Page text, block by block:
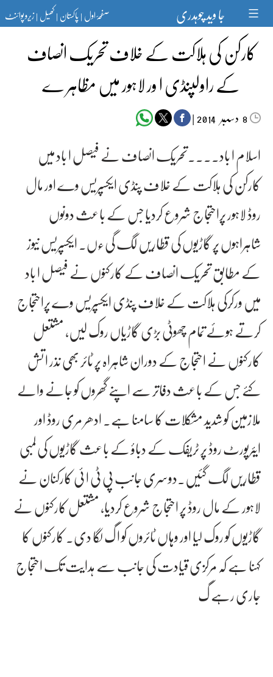
content جا وید چوہدری صفحۂ اول|پاکستان|کھیل|زیرو پوائنٹ
کارکن کی ہلاکت کے خلاف تحریک انصاف
کے راولپنڈی ا ور لاہور میں مظاہر ے
8دسمبر‬‮ |
اسلام ا باد۔۔۔۔تحریک انصاف نے فیصل ا باد میں
کارکن کی ہلاکت کے خلاف پنڈی ایکسپریس وے اور مال
روڈ لاہور پراحتجاج شروع کردیا جس کے باعث دونوں
شاہراہوں پر گاڑیوں کی قطاریں لگ گیءں۔ ایکسپریس نیوز
کے مطابق تحریک انصاف کے کارکنوں نے فیصل ا باد
میں ورکرکی ہلاکت کے خلاف پنڈی ایکسپریس وے پراحتجاج
کرتے ہوئے تمام چھوٹی بڑی گاڑیاں روک لیں، مشتعل
کارکنوں نے احتجاج کے دوران شاہراہ پر ٹائر بھی نذر ا تش
کئے جس کے باعث دفاتر سے اپنے گھروں کو جانے والے
ملازمین کو شدید مشکلات کا سامنا ہے۔ ادھر مری روڈ اور
ایئرپورٹ روڈ پر ٹریفک کے دباؤ کے باعث گاڑیوں کی لمبی
قطاریں لگ گئیں۔دوسری جانب پی ٹی ا ئی کارکنان نے
لاہور کے مال روڈ پر احتجاج شروع کردیا، مشتعل کارکنوں نے
گاڑیوں کو روک لیا اور وہاں ٹائروں کو ا گ لگا دی۔ کارکنوں کا
کہنا ہے کہ مرکزی قیادت کی جانب سے ہدایت تک احتجاج
جاری رہے گ